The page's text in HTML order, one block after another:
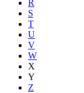
R
S
T
U
V
W
X
Y
Z